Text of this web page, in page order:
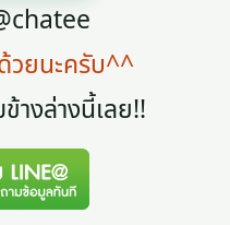
วยนะครับ^^
งล่างนี้เลย!!